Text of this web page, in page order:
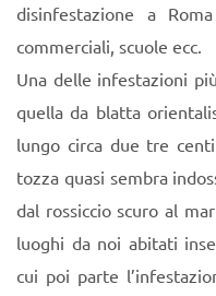
disinfestazione a
commerciali, scuole ecc.
Una delle infestazioni
quella da blatta
lungo circa due tre
tozza quasi sembra
dal rossiccio scuro al
luoghi da noi abitati
cui poi parte